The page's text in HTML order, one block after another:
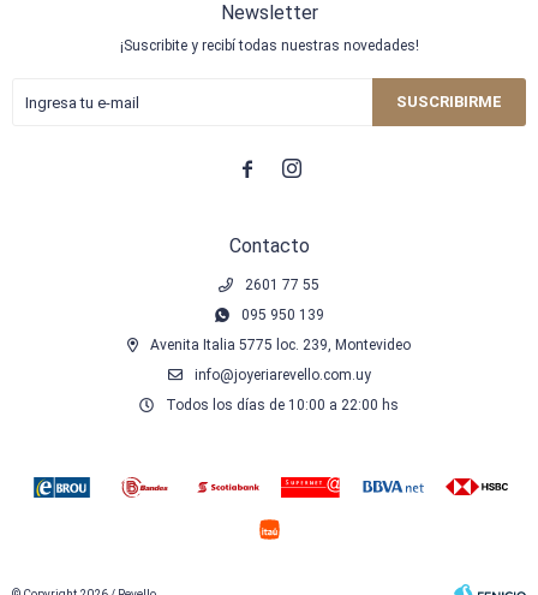
Contacto
2601 77 55
095 950 139
Avenita Italia 5775 loc. 239, Montevideo
info@joyeriarevello.com.uy
Todos los días de 10:00 a 22:00 hs
Newsletter
¡Suscribite y recibí todas nuestras novedades!
SUSCRIBIRME
 